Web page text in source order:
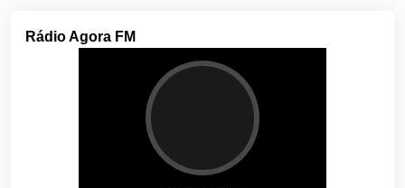
Rádio Agora FM